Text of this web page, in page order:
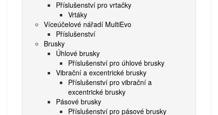
Příslušenství pro vrtačky
Vrtáky
Víceúčelové nářadí MultiEvo
Příslušenství
Brusky
Úhlové brusky
Příslušenství pro úhlové brusky
Vibrační a excentrické brusky
Příslušenství pro vibrační a
excentrické brusky
Pásové brusky
Příslušenství pro pásové brusky